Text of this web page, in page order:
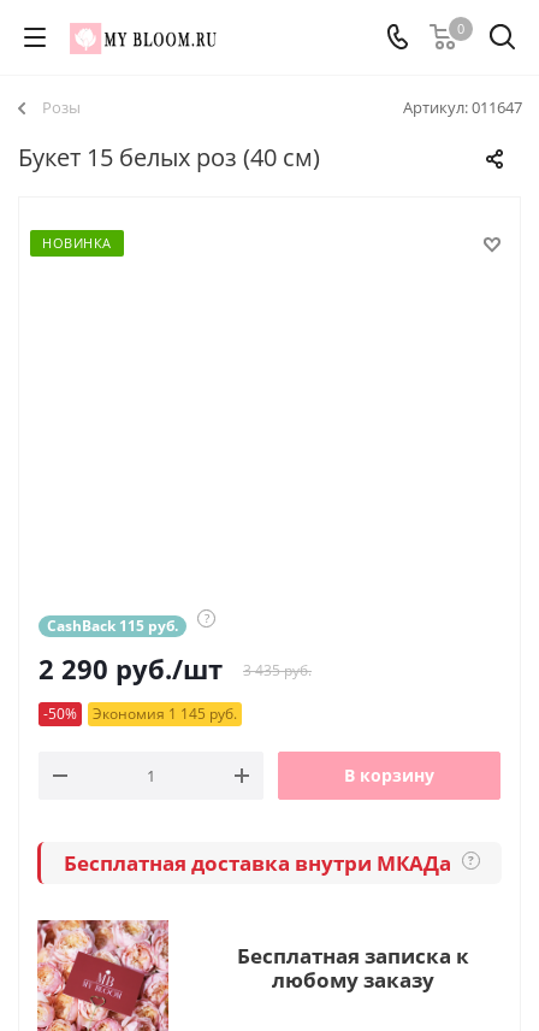
0
Артикул:011647
Розы
Букет 15 белых роз (40 см)
НОВИНКА
CashBack 115 руб. ?
2 290 руб./шт 3 435 руб.
-50% Экономия 1 145 руб.
В корзину
Бесплатная доставка внутри МКАДа ?
Бесплатная записка к
любому заказу